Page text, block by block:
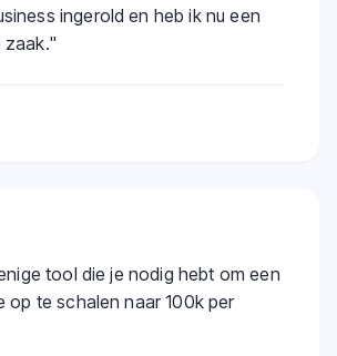
ingerold en heb ik nu een
zaak."
tool die je nodig hebt om een
op te schalen naar 100k per